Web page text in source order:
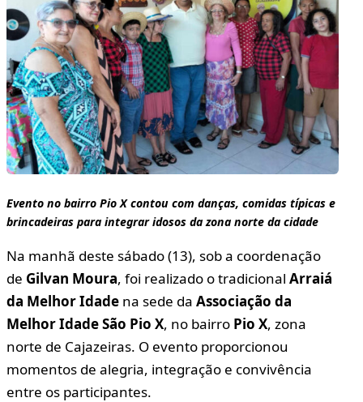
Evento no bairro Pio X contou com danças, comidas típicas e
brincadeiras para integrar idosos da zona norte da cidade
Na manhã deste sábado (13), sob a coordenação
de Gilvan Moura, foi realizado o tradicional Arraiá
da Melhor Idade na sede da Associação da
Melhor Idade São Pio X, no bairro Pio X, zona
norte de Cajazeiras. O evento proporcionou
momentos de alegria, integração e convivência
entre os participantes.